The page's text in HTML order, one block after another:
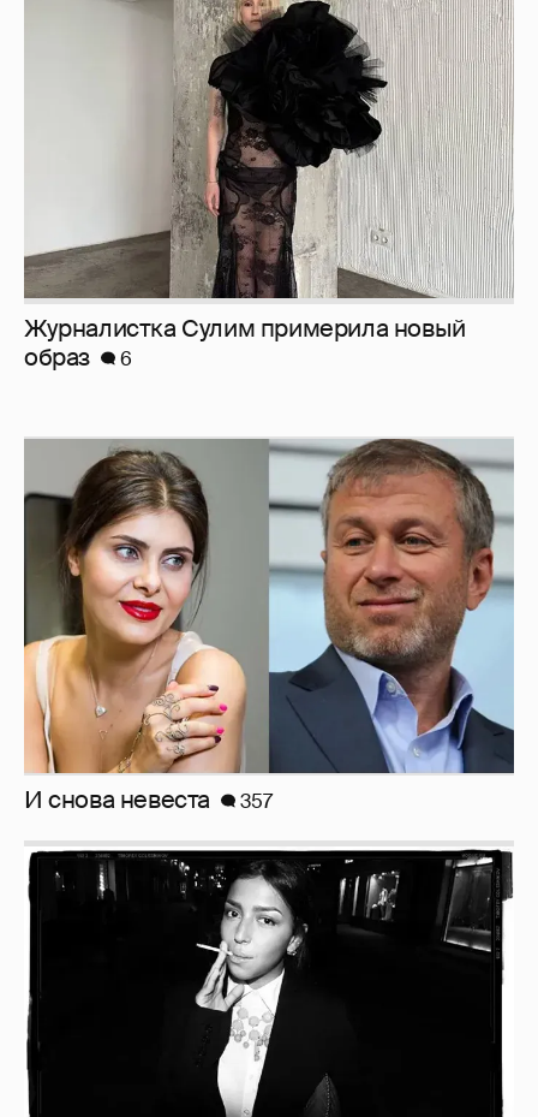
Журналистка Сулим примерила новый
образ
6
И снова невеста 357